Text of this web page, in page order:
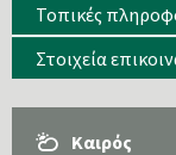
Τοπικές
Στοιχεία
Καιρός